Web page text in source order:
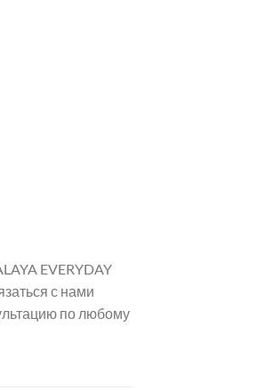
EVERYDAY
с нами
по любому